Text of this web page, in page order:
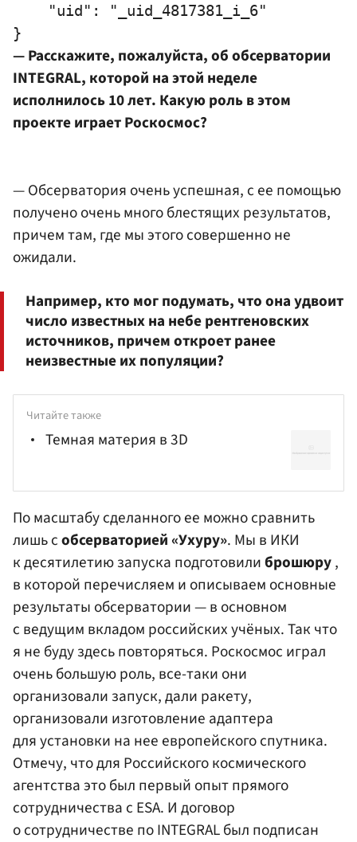
    "uid": "_uid_4817381_i_6"
— Расскажите, пожалуйста, об обсерватории
INTEGRAL, которой на этой неделе
исполнилось 10 лет. Какую роль в этом
проекте играетРоскосмос?
— Обсерватория очень успешная, с ее помощью
получено очень много блестящих результатов,
причем там, где мы этого совершенно не
ожидали.
Например, кто мог подумать, что она удвоит
число известных на небе рентгеновских
источников, причем откроет ранее
неизвестные их популяции?
Читайте также
Темная материя в 3D
По масштабу сделанного ее можно сравнить
лишь собсерваторией «Ухуру». Мы в ИКИ
к десятилетию запуска подготовилиброшюру,
в которой перечисляем и описываем основные
результаты обсерватории — в основном
с ведущим вкладом российских учёных. Так что
я не буду здесь повторяться. Роскосмос играл
очень большую роль, все-таки они
организовали запуск, дали ракету,
организовали изготовление адаптера
для установки на нее европейского спутника.
Отмечу, что для Российского космического
агентства это был первый опыт прямого
сотрудничества с ESA. И договор
о сотрудничестве по INTEGRAL был подписан